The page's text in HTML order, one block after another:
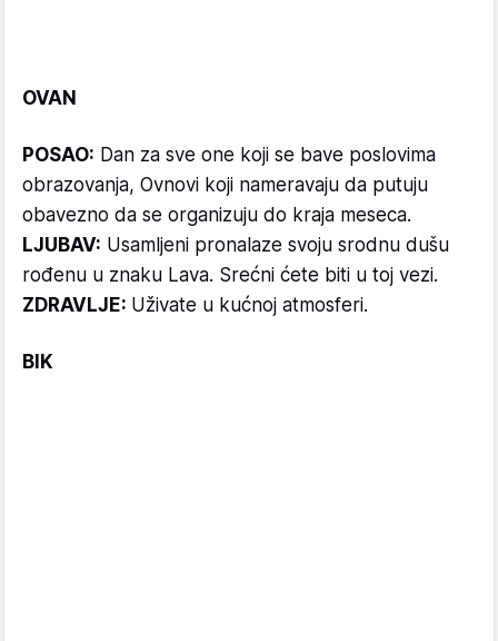
OVAN
POSAO: Dan za sve one koji se bave poslovima
obrazovanja, Ovnovi koji nameravaju da putuju
obavezno da se organizuju do kraja meseca.
LJUBAV: Usamljeni pronalaze svoju srodnu dušu
rođenu u znaku Lava. Srećni ćete biti u toj vezi.
ZDRAVLJE: Uživate u kućnoj atmosferi.
BIK